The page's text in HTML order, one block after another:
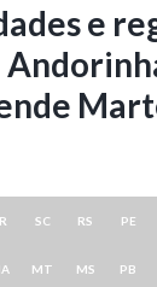
e
SC RS PE
MT MS PB